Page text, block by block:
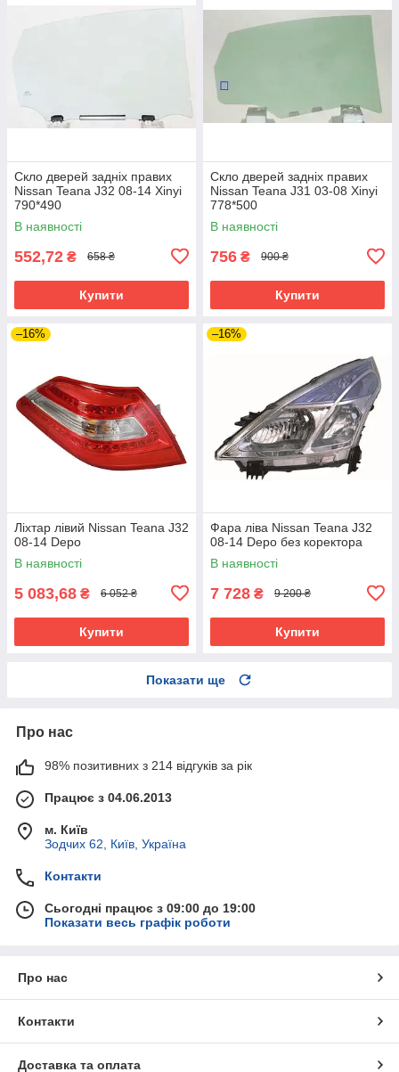
Скло дверей задніх правих
Nissan Teana J32 08-14 Xinyi
790*490
В наявності
552,72 ₴ 658 ₴
Купити
Скло дверей задніх правих
Nissan Teana J31 03-08 Xinyi
778*500
В наявності
756 ₴ 900 ₴
Купити
–16%
Ліхтар лівий Nissan Teana J32
08-14 Depo
В наявності
5 083,68 ₴ 6 052 ₴
Купити
–16%
Фара ліва Nissan Teana J32
08-14 Depo без коректора
В наявності
7 728 ₴ 9 200 ₴
Купити
Показати ще
Про нас
98% позитивних з 214 відгуків за рік
Працює з 04.06.2013
м. Київ
Зодчих 62, Київ, Україна
Контакти
Сьогодні працює з 09:00 до 19:00
Показати весь графік роботи
Про нас
Контакти
Доставка та оплата